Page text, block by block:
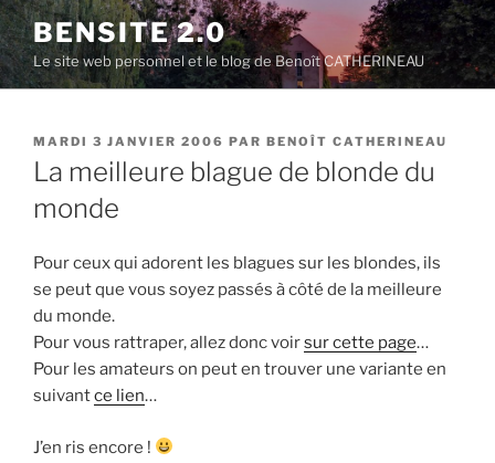
Aller
au
contenu
principal
BENSITE 2.0
Le site web personnel et le blog de Benoît CATHERINEAU
PUBLIÉ
LE
MARDI 3 JANVIER 2006 PAR BENOÎT CATHERINEAU
La meilleure blague de blonde du
monde
Pour ceux qui adorent les blagues sur les blondes, ils
se peut que vous soyez passés à côté de la meilleure
du monde.
Pour vous rattraper, allez donc voirsur cette page…
Pour les amateurs on peut en trouver une variante en
suivantce lien…
J’en ris encore !